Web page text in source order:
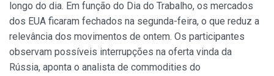
longo do dia. Em função do Dia do Trabalho, os mercados
dos EUA ficaram fechados na segunda-feira, o que reduz a
relevância dos movimentos de ontem. Os participantes
observam possíveis interrupções na oferta vinda da
Rússia, aponta o analista de commodities do